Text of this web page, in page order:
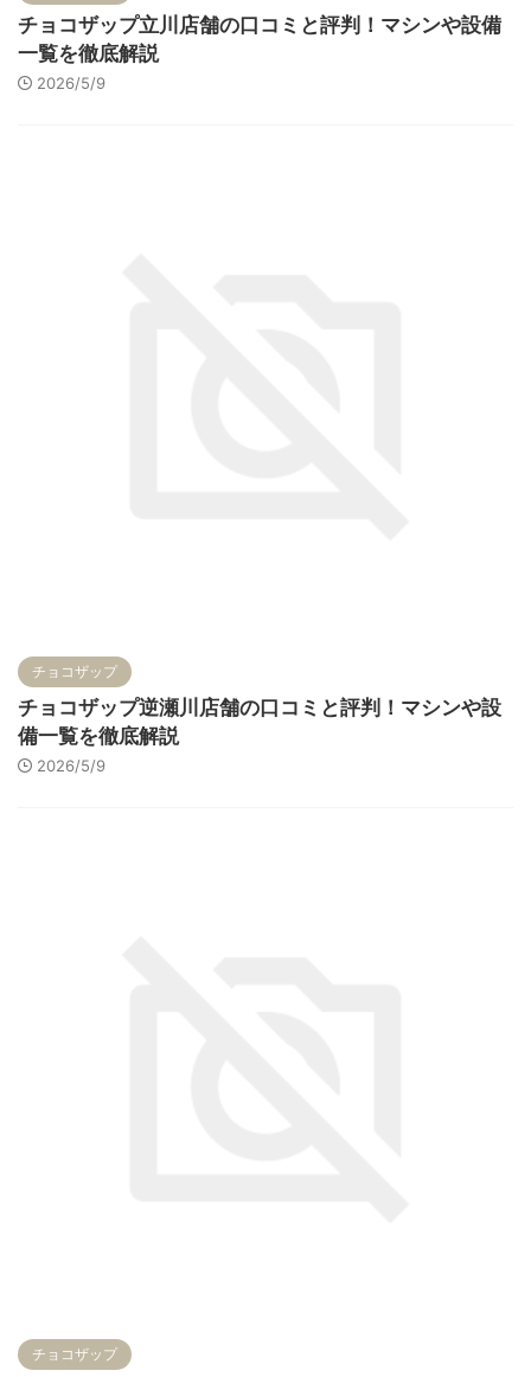
チョコザップ立川店舗の口コミと評判！マシンや設備
一覧を徹底解説
2026/5/9
チョコザップ
チョコザップ逆瀬川店舗の口コミと評判！マシンや設
備一覧を徹底解説
2026/5/9
チョコザップ